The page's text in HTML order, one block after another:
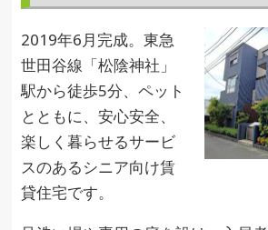
2019年6月完成。東急
世田谷線「松陰神社」
駅から徒歩5分、ペット
とともに、安心安全、
楽しく暮らせるサービ
スのあるシニア向け賃
貸住宅です。